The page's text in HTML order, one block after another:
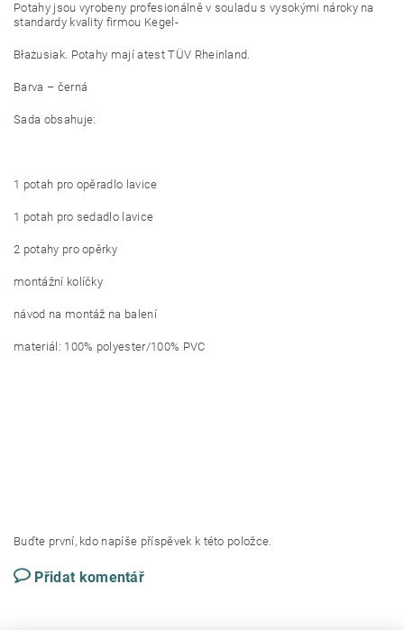
Potahy jsou vyrobeny profesionálně v souladu s vysokými nároky na
standardy kvality firmou Kegel-
Błażusiak. Potahy mají atest TÜV Rheinland.
Barva – černá
Sada obsahuje:
1 potah pro opěradlo lavice
1 potah pro sedadlo lavice
2 potahy pro opěrky
montážní kolíčky
návod na montáž na balení
materiál: 100% polyester/100% PVC
Buďte první, kdo napíše příspěvek k této položce.
Přidat komentář